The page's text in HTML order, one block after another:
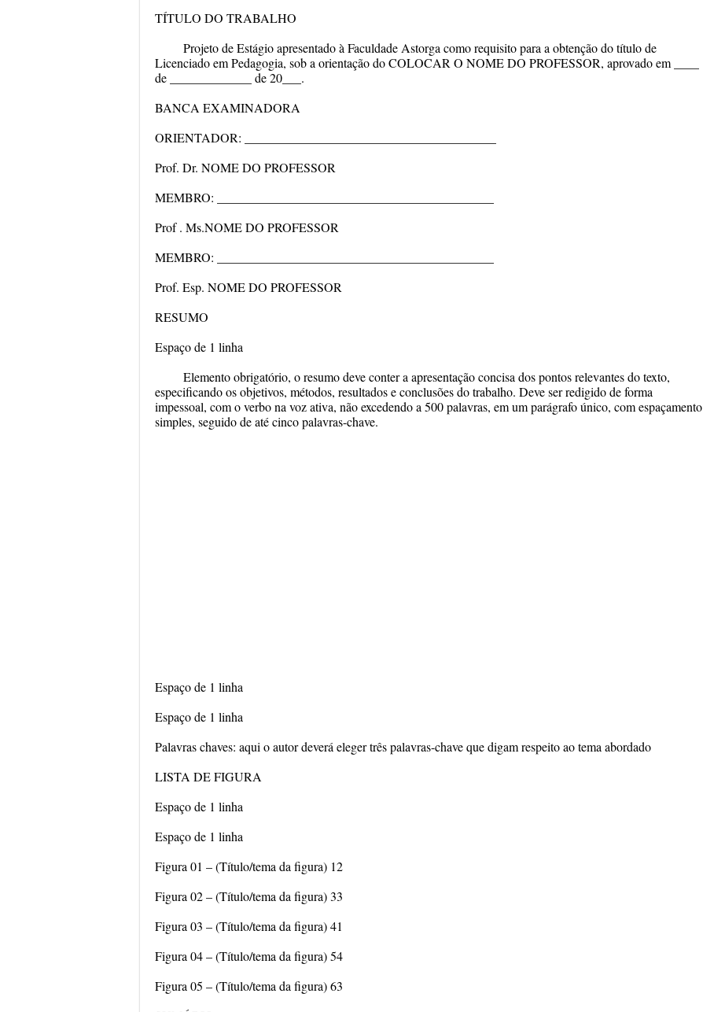
TÍTULO DO TRABALHO
Projeto de Estágio apresentado à Faculdade Astorga como requisito para a obtenção do título de
Licenciado em Pedagogia, sob a orientação do COLOCAR O NOME DO PROFESSOR, aprovado em ____
de _____________ de 20___.
BANCA EXAMINADORA
ORIENTADOR: ________________________________________
Prof. Dr. NOME DO PROFESSOR
MEMBRO: ____________________________________________
Prof . Ms.NOME DO PROFESSOR
MEMBRO: ____________________________________________
Prof. Esp. NOME DO PROFESSOR
RESUMO
Espaço de 1 linha
Elemento obrigatório, o resumo deve conter a apresentação concisa dos pontos relevantes do texto,
especificando os objetivos, métodos, resultados e conclusões do trabalho. Deve ser redigido de forma
impessoal, com o verbo na voz ativa, não excedendo a 500 palavras, em um parágrafo único, com espaçamento
simples, seguido de até cinco palavras-chave.
Espaço de 1 linha
Espaço de 1 linha
Palavras chaves: aqui o autor deverá eleger três palavras-chave que digam respeito ao tema abordado
LISTA DE FIGURA
Espaço de 1 linha
Espaço de 1 linha
Figura 01 – (Título/tema da figura) 12
Figura 02 – (Título/tema da figura) 33
Figura 03 – (Título/tema da figura) 41
Figura 04 – (Título/tema da figura) 54
Figura 05 – (Título/tema da figura) 63